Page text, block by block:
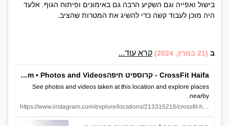
בישול ואפייה וגם השקיע הרבה גם באימונים ופיתוח הגוף. אלעד
היה מוכן לעבוד קשה כדי להשיג את המטרות שהציב.
ב (21 במרץ, 2024) קרא עוד...
‎CrossFit Haifa - קרוספיט חיפה‎ on Instagram • Photos and Videos
See photos and videos taken at this location and explore places
nearby.
https://www.instagram.com/explore/locations/213315216/crossfit-haifa-/